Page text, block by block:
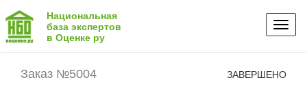
Национальная
база экспертов
в Оценке ру
Заказ №5004 ЗАВЕРШЕНО